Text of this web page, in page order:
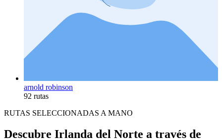
arnold robinson
92 rutas
RUTAS SELECCIONADAS A MANO
Descubre Irlanda del Norte a través de